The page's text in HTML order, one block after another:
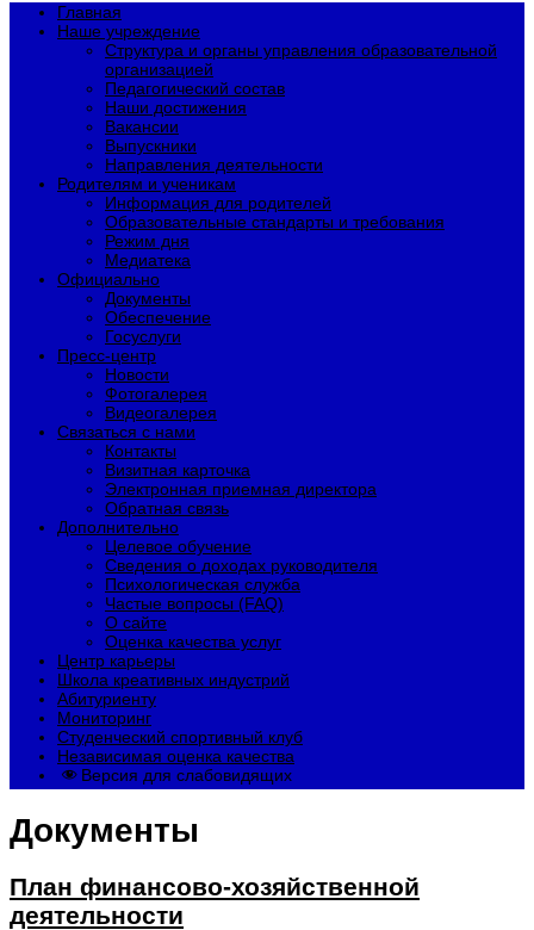
Главная
Наше учреждение
Структура и органы управления образовательной
организацией
Педагогический состав
Наши достижения
Вакансии
Выпускники
Направления деятельности
Родителям и ученикам
Информация для родителей
Образовательные стандарты и требования
Режим дня
Медиатека
Официально
Документы
Обеспечение
Госуслуги
Пресс-центр
Новости
Фотогалерея
Видеогалерея
Связаться с нами
Контакты
Визитная карточка
Электронная приемная директора
Обратная связь
Дополнительно
Целевое обучение
Сведения о доходах руководителя
Психологическая служба
Частые вопросы (FAQ)
О сайте
Оценка качества услуг
Центр карьеры
Школа креативных индустрий
Абитуриенту
Мониторинг
Студенческий спортивный клуб
Независимая оценка качества
Версия для слабовидящих
Документы
План финансово-хозяйственной
деятельности